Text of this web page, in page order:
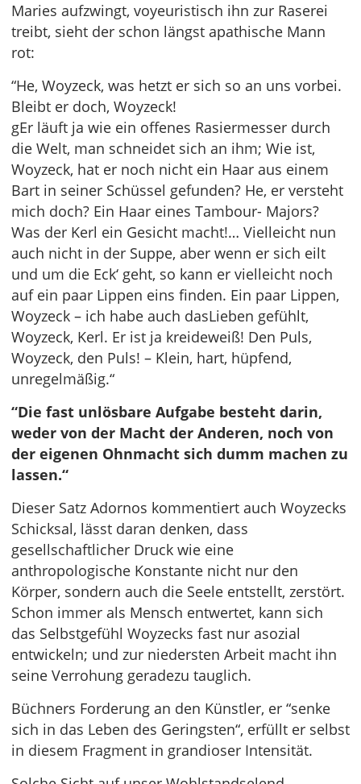
Maries aufzwingt, voyeuristisch ihn zur Raserei
treibt, sieht der schon längst apathische Mann
rot:
“He, Woyzeck, was hetzt er sich so an uns vorbei.
Bleibt er doch, Woyzeck!
gEr läuft ja wie ein offenes Rasiermesser durch
die Welt, man schneidet sich an ihm; Wie ist,
Woyzeck, hat er noch nicht ein Haar aus einem
Bart in seiner Schüssel gefunden? He, er versteht
mich doch? Ein Haar eines Tambour- Majors?
Was der Kerl ein Gesicht macht!… Vielleicht nun
auch nicht in der Suppe, aber wenn er sich eilt
und um die Eck‘ geht, so kann er vielleicht noch
auf ein paar Lippen eins finden. Ein paar Lippen,
Woyzeck – ich habe auch dasLieben gefühlt,
Woyzeck, Kerl. Er ist ja kreideweiß! Den Puls,
Woyzeck, den Puls! – Klein, hart, hüpfend,
unregelmäßig.“
“Die fast unlösbare Aufgabe besteht darin,
weder von der Macht der Anderen, noch von
der eigenen Ohnmacht sich dumm machen zu
lassen.“
Dieser Satz Adornos kommentiert auch Woyzecks
Schicksal, lässt daran denken, dass
gesellschaftlicher Druck wie eine
anthropologische Konstante nicht nur den
Körper, sondern auch die Seele entstellt, zerstört.
Schon immer als Mensch entwertet, kann sich
das Selbstgefühl Woyzecks fast nur asozial
entwickeln; und zur niedersten Arbeit macht ihn
seine Verrohung geradezu tauglich.
Büchners Forderung an den Künstler, er “senke
sich in das Leben des Geringsten“, erfüllt er selbst
in diesem Fragment in grandioser Intensität.